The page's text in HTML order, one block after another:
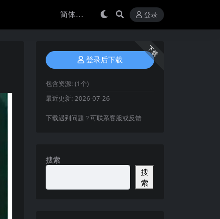
登录
下载
登录后下载
包含资源: (1个)
最近更新: 2026-07-26
下载遇到问题？可联系客服或反馈
搜索
搜
索